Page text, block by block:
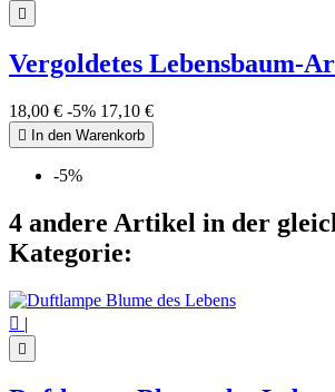

Vergoldetes Lebensbaum-
18,00 € -5% 17,10 €
 In den Warenkorb
-5%
4 andere Artikel in der
Kategorie:
 |
